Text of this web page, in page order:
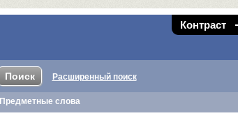
Контраст
Расширенный поиск
Предметные слова